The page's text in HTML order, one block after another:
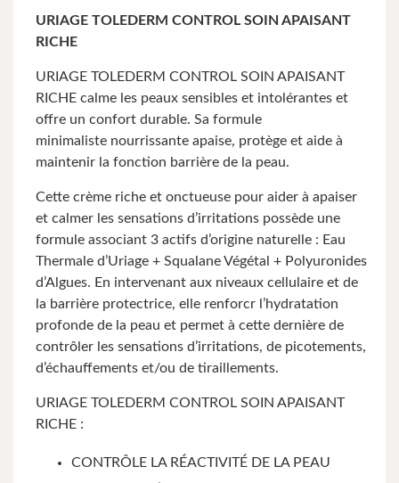
URIAGE TOLEDERM CONTROL SOIN APAISANT
RICHE
URIAGE TOLEDERM CONTROL SOIN APAISANT
RICHE calme les peaux sensibles et intolérantes et
offre un confort durable. Sa formule
minimaliste nourrissante apaise, protège et aide à
maintenir la fonction barrière de la peau.
Cette crème riche et onctueuse pour aider à apaiser
et calmer les sensations d’irritations possède une
formule associant 3 actifs d’origine naturelle : Eau
Thermale d’Uriage + Squalane Végétal + Polyuronides
d’Algues. En intervenant aux niveaux cellulaire et de
la barrière protectrice, elle renforcr l’hydratation
profonde de la peau et permet à cette dernière de
contrôler les sensations d’irritations, de picotements,
d’échauffements et/ou de tiraillements.
URIAGE TOLEDERM CONTROL SOIN APAISANT
RICHE :
CONTRÔLE LA RÉACTIVITÉ DE LA PEAU